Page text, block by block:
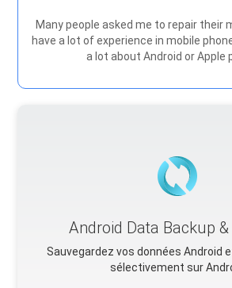
Many people asked me to repair their
have a lot of experience in mobile
a lot about Android or Apple
Android Data Backup
Sauvegardez vos données Android
sélectivement sur